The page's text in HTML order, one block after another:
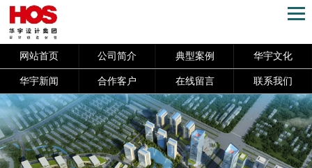
网站首页 公司简介 典型案例 华宇文化
华宇新闻 合作客户 在线留言 联系我们